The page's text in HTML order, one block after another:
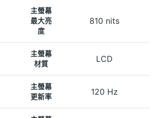
主螢幕
最大亮
度
810 nits
主螢幕
材質
LCD
主螢幕
更新率
120 Hz